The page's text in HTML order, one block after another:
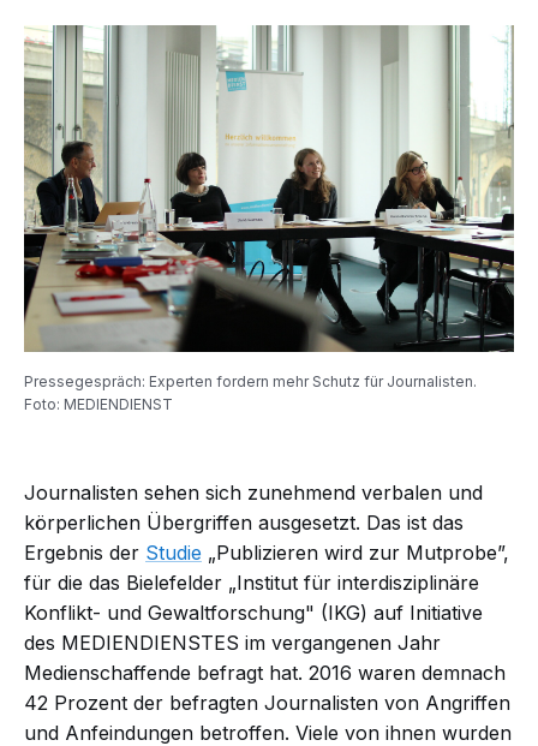
Pressegespräch: Experten fordern mehr Schutz für Journalisten.
Foto: MEDIENDIENST
Journalisten sehen sich zunehmend verbalen und
körperlichen Übergriffen ausgesetzt. Das ist das
Ergebnis der Studie „Publizieren wird zur Mutprobe”,
für die das Bielefelder „Institut für interdisziplinäre
Konflikt- und Gewaltforschung" (IKG) auf Initiative
des MEDIENDIENSTES im vergangenen Jahr
Medienschaffende befragt hat. 2016 waren demnach
42 Prozent der befragten Journalisten von Angriffen
und Anfeindungen betroffen. Viele von ihnen wurden